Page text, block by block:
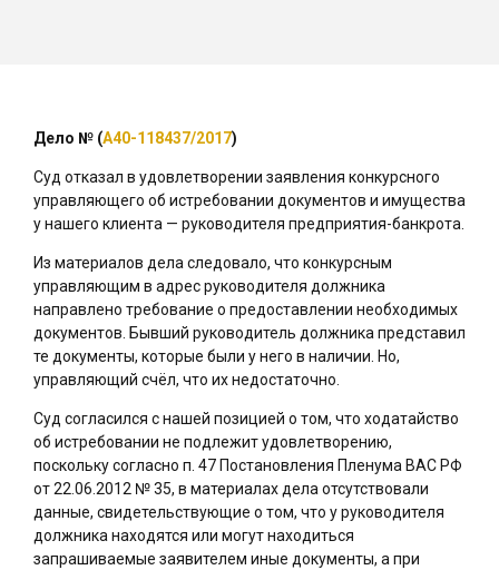
Дело № (А40-118437/2017)
Суд отказал в удовлетворении заявления конкурсного
управляющего об истребовании документов и имущества
у нашего клиента — руководителя предприятия-банкрота.
Из материалов дела следовало, что конкурсным
управляющим в адрес руководителя должника
направлено требование о предоставлении необходимых
документов. Бывший руководитель должника представил
те документы, которые были у него в наличии. Но,
управляющий счёл, что их недостаточно.
Суд согласился с нашей позицией о том, что ходатайство
об истребовании не подлежит удовлетворению,
поскольку согласно п. 47 Постановления Пленума ВАС РФ
от 22.06.2012 № 35, в материалах дела отсутствовали
данные, свидетельствующие о том, что у руководителя
должника находятся или могут находиться
запрашиваемые заявителем иные документы, а при